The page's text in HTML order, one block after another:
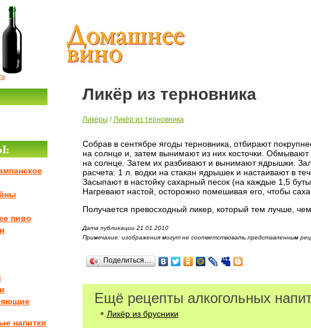
пиво
напитки
Ликёр из терновника
Ликёры / Ликёр из терновника
Собрав в сентябре ягоды терновника, отбирают
на солнце и, затем вынимают из них косточки. Обмывают
на солнце. Затем их разбивают и вынимают ядрышки.
расчета: 1 л. водки на стакан ядрышек и настаивают в
Засыпают в настойку сахарный песок (на каждые 1,5
Нагревают настой, осторожно помешивая его, чтобы
Получается превосходный ликер, который тем лучше,
Дата публикации 21.01.2010
Примечание: изображения могут не соответствовать представленным
Поделиться…
Ещё рецепты алкогольных
Ликёр из брусники